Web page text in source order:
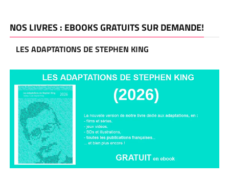
NOS LIVRES : EBOOKS GRATUITS SUR DEMANDE!
LES ADAPTATIONS DE STEPHEN KING